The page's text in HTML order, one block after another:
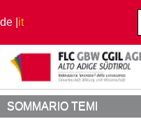
Salta al contenuto principale
de it
Home Diventare docenti
SOMMARIO TEMI